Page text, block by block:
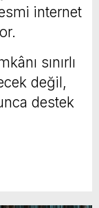
internet
sınırlı
değil,
destek